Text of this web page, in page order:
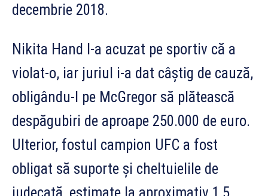
decembrie 2018.
Nikita Hand l-a acuzat pe sportiv că a
violat-o, iar juriul i-a dat câștig de cauză,
obligându-l pe McGregor să plătească
despăgubiri de aproape 250.000 de euro.
Ulterior, fostul campion UFC a fost
obligat să suporte și cheltuielile de
judecată, estimate la aproximativ 1,5